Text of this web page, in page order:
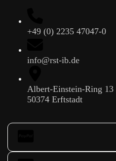
+49 (0) 2235 47047-0
info@rst-ib.de
Albert-Einstein-Ring 13
50374 Erftstadt